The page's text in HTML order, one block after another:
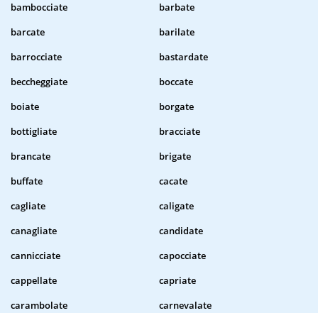
bambocciate
barbate
barcate
barilate
barrocciate
bastardate
beccheggiate
boccate
boiate
borgate
bottigliate
bracciate
brancate
brigate
buffate
cacate
cagliate
caligate
canagliate
candidate
cannicciate
capocciate
cappellate
capriate
carambolate
carnevalate